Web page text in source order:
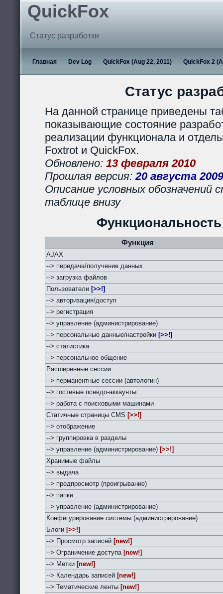
QuickFox
Статус разработки
Главная Dev Log QuickFox (Aug 22, 2011) QuickFox 2
Статус
На данной странице приведены
показывающие состояние
реализации функционала и
Foxtrot и QuickFox.
Обновлено: 13 февраля 2010
Прошлая версия:20 августа 2009
Описание условных обозначений
таблице внизу
Функция
AJAX
--> передача/получение данных
--> загрузка файлов
Пользователи [>>!]
--> авторизация/доступ
--> регистрация
--> управление (администрирование)
--> персональные данные/настройки [>>!]
--> статистика
--> персональное общение
Расширенные сессии
--> перманентные сессии (автологин)
--> гостевые псевдо-аккаунты
--> работа с поисковыми машинами
Статичные страницы CMS [>>!]
--> отображение
--> группировка в разделы
--> управление (администрирование) [>>!]
Хранимые файлы
--> выдача
--> предпросмотр (проигрывание)
--> папки
--> управление (администрирование)
Конфигурирование системы (администрирование)
Блоги [>>!]
--> Просмотр записей [new!]
--> Ограничение доступа [new!]
--> Метки [new!]
--> Календарь записей [new!]
--> Тематические ленты [new!]